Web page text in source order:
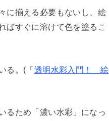
に揃える必要もないし、絵
ばすぐに溶けて色を塗るこ
る。(「透明水彩入門！ 絵
るため「濃い水彩」になっ